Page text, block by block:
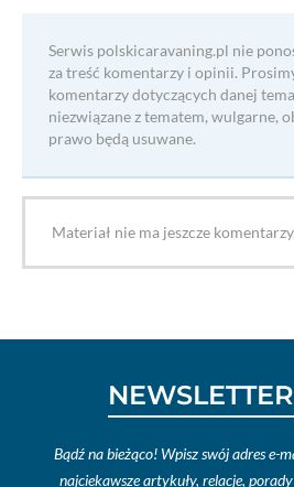
Serwis polskicaravaning.pl nie
za treść komentarzy i opinii.
komentarzy dotyczących danej
niezwiązane z tematem, wulgarne,
prawo będą usuwane.
Materiał nie ma jeszcze
NEWSLETTER
Bądź na bieżąco! Wpisz swój adres e-
najciekawsze artykuły, relacje,